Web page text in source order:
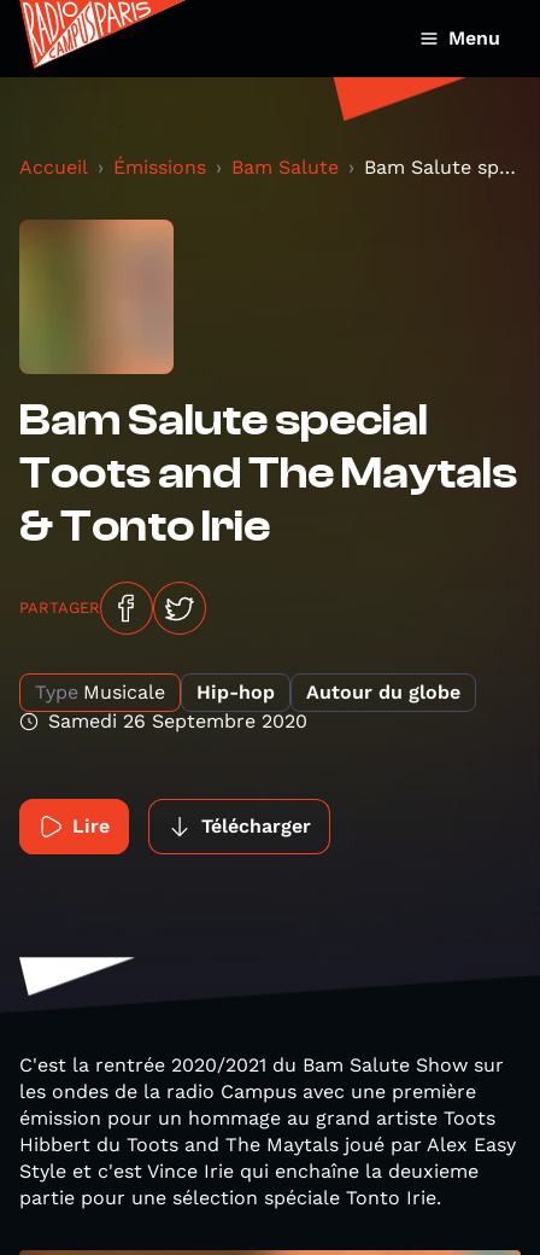
Menu
Accueil Émissions Bam Salute Bam Salute special Toots and The Maytals & Tonto I...
Bam Salute special
Toots and The Maytals
& Tonto Irie
PARTAGER
Type Musicale Hip-hop
Autour du globe
Samedi 26 Septembre 2020
Lire Télécharger
C'est la rentrée 2020/2021 du Bam Salute Show sur
les ondes de la radio Campus avec une première
émission pour un hommage au grand artiste Toots
Hibbert du Toots and The Maytals joué par Alex Easy
Style et c'est Vince Irie qui enchaîne la deuxieme
partie pour une sélection spéciale Tonto Irie.